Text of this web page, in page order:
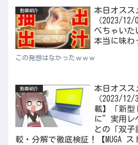
動画紹介
本日オスス
（2023/
べちゃいた
本当に味わ
この発想はなかったｗｗｗ
動画紹介
本日オスス
（2023/
載】「新型
に”実用レ
との「双
較・分解で徹底検証！【MUGA ス